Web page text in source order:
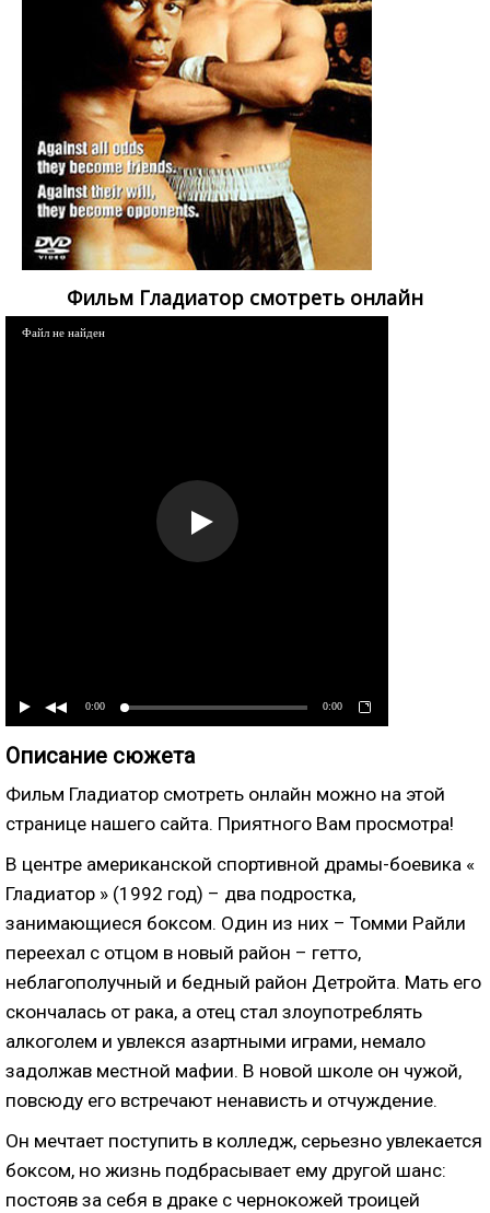
Фильм Гладиатор смотреть онлайн
Файл не найден
0:00 0:00
Описание сюжета
Фильм Гладиатор смотреть онлайн можно на этой
странице нашего сайта. Приятного Вам просмотра!
В центре американской спортивной драмы-боевика «
Гладиатор » (1992 год) – два подростка,
занимающиеся боксом. Один из них – Томми Райли
переехал с отцом в новый район – гетто,
неблагополучный и бедный район Детройта. Мать его
скончалась от рака, а отец стал злоупотреблять
алкоголем и увлекся азартными играми, немало
задолжав местной мафии. В новой школе он чужой,
повсюду его встречают ненависть и отчуждение.
Он мечтает поступить в колледж, серьезно увлекается
боксом, но жизнь подбрасывает ему другой шанс:
постояв за себя в драке с чернокожей троицей